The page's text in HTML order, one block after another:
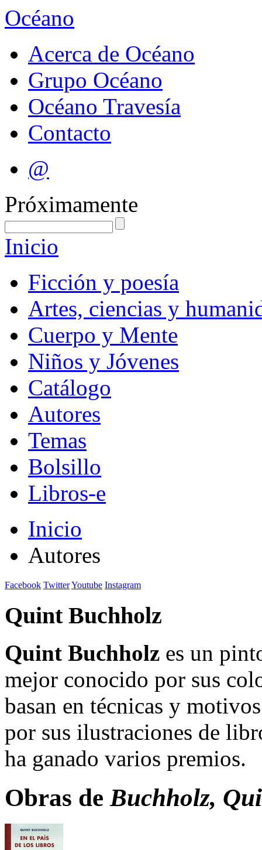
Océano
Acerca de Océano
Grupo Océano
Océano Travesía
Contacto
@
Próximamente
Inicio
Ficción y poesía
Artes, ciencias y
Cuerpo y Mente
Niños y Jóvenes
Catálogo
Autores
Temas
Bolsillo
Libros-e
Inicio
Autores
Facebook TwitterYoutube Instagram
Quint Buchholz
Quint Buchholz es un
mejor conocido por sus
basan en técnicas y
por sus ilustraciones de
ha ganado varios premios.
Obras deBuchholz,